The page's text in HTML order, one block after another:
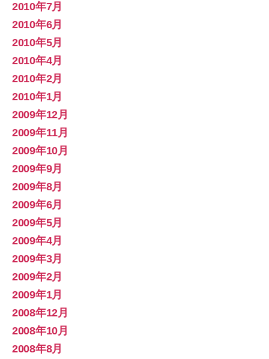
2010年7月
2010年6月
2010年5月
2010年4月
2010年2月
2010年1月
2009年12月
2009年11月
2009年10月
2009年9月
2009年8月
2009年6月
2009年5月
2009年4月
2009年3月
2009年2月
2009年1月
2008年12月
2008年10月
2008年8月